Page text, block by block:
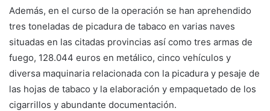
Además, en el curso de la operación se han aprehendido
tres toneladas de picadura de tabaco en varias naves
situadas en las citadas provincias así como tres armas de
fuego, 128.044 euros en metálico, cinco vehículos y
diversa maquinaria relacionada con la picadura y pesaje de
las hojas de tabaco y la elaboración y empaquetado de los
cigarrillos y abundante documentación.